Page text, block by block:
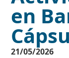
en
21/05/2026